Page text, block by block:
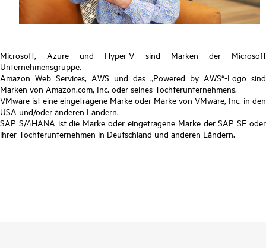
Microsoft, Azure und Hyper-V sind Marken der Microsoft
Unternehmensgruppe.
Amazon Web Services, AWS und das „Powered by AWS“-Logo sind
Marken von Amazon.com, Inc. oder seines Tochterunternehmens.
VMware ist eine eingetragene Marke oder Marke von VMware, Inc. in den
USA und/oder anderen Ländern.
SAP S/4HANA ist die Marke oder eingetragene Marke der SAP SE oder
ihrer Tochterunternehmen in Deutschland und anderen Ländern.